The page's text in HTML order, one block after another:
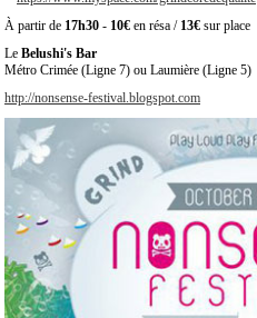
À
propos
À partir de 17h30 - 10€ en résa / 13€ sur place
Le Belushi's Bar
Métro Crimée (Ligne 7) ou Laumière (Ligne 5)
http://nonsense-festival.blogspot.com